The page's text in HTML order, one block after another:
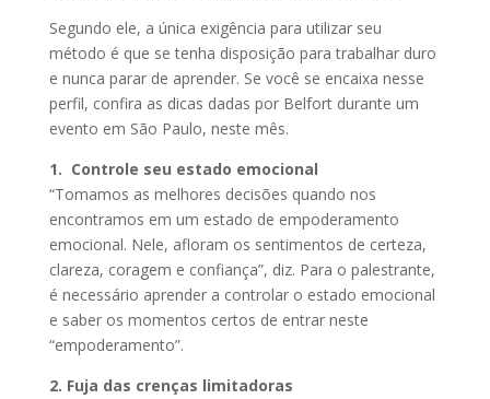
Segundo ele, a única exigência para utilizar seu
método é que se tenha disposição para trabalhar duro
e nunca parar de aprender. Se você se encaixa nesse
perfil, confira as dicas dadas por Belfort durante um
evento em São Paulo, neste mês.
1. Controle seu estado emocional
“Tomamos as melhores decisões quando nos
encontramos em um estado de empoderamento
emocional. Nele, afloram os sentimentos de certeza,
clareza, coragem e confiança”, diz. Para o palestrante,
é necessário aprender a controlar o estado emocional
e saber os momentos certos de entrar neste
“empoderamento”.
2. Fuja das crenças limitadoras